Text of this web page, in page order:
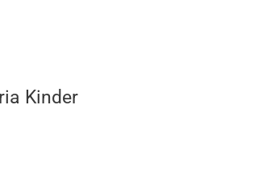
Kinder